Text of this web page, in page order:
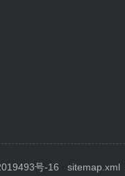
号-16 sitemap.xml